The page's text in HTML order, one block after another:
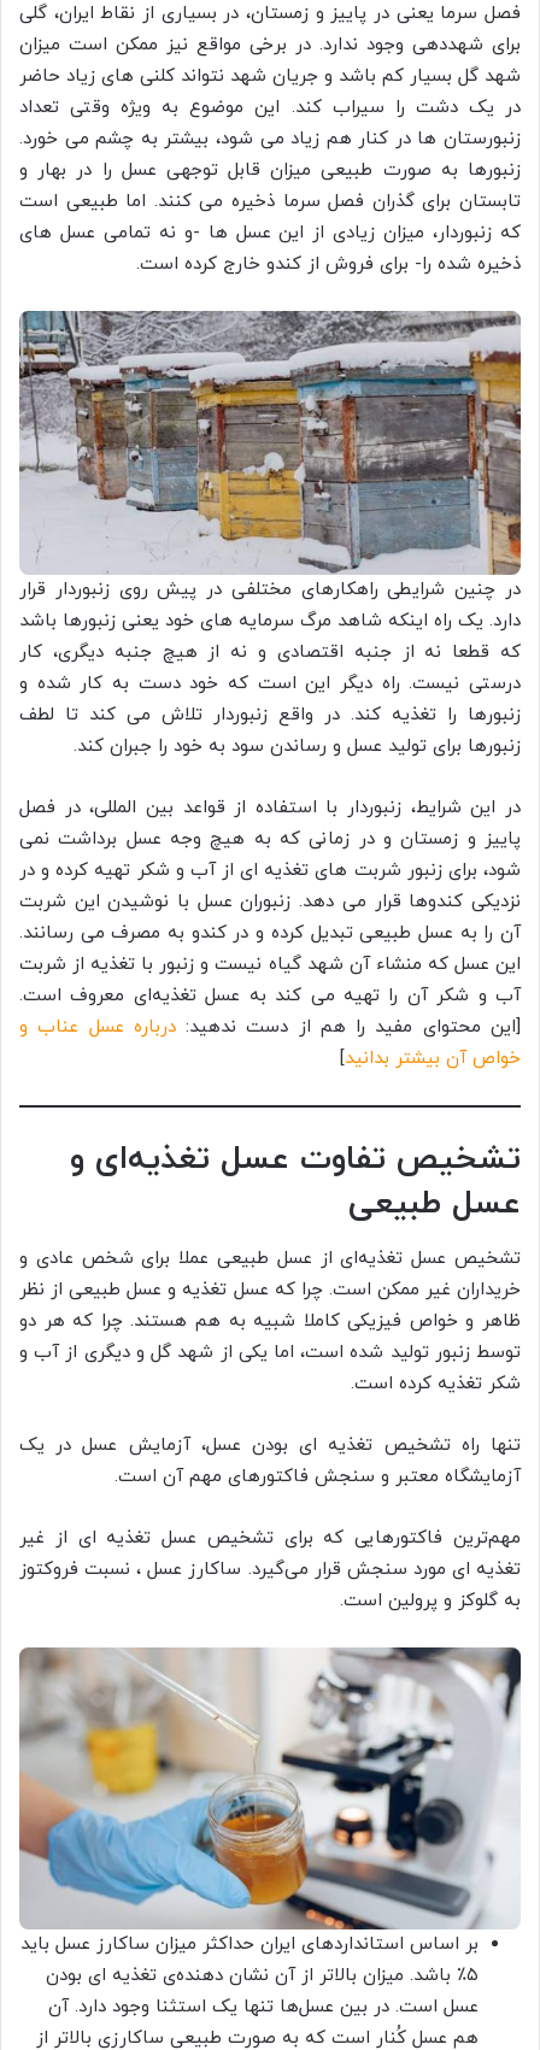
فصل سرما یعنی در پاییز و زمستان، در بسیاری از نقاط ایران، گلی
برای شهددهی وجود ندارد. در برخی مواقع نیز ممکن است میزان
شهد گل بسیار کم باشد و جریان شهد نتواند کلنی های زیاد حاضر
در یک دشت را سیراب کند. این موضوع به ویژه وقتی تعداد
زنبورستان ها در کنار هم زیاد می شود، بیشتر به چشم می خورد.
زنبورها به صورت طبیعی میزان قابل توجهی عسل را در بهار و
تابستان برای گذران فصل سرما ذخیره می کنند. اما طبیعی است
که زنبوردار، میزان زیادی از این عسل ها -و نه تمامی عسل های
ذخیره شده را- برای فروش از کندو خارج کرده است.
در چنین شرایطی راهکارهای مختلفی در پیش روی زنبوردار قرار
دارد. یک راه اینکه شاهد مرگ سرمایه های خود یعنی زنبورها باشد
که قطعا نه از جنبه اقتصادی و نه از هیچ جنبه دیگری، کار
درستی نیست. راه دیگر این است که خود دست به کار شده و
زنبورها را تغذیه کند. در واقع زنبوردار تلاش می کند تا لطف
زنبورها برای تولید عسل و رساندن سود به خود را جبران کند.
در این شرایط، زنبوردار با استفاده از قواعد بین المللی، در فصل
پاییز و زمستان و در زمانی که به هیچ وجه عسل برداشت نمی
شود، برای زنبور شربت های تغذیه ای از آب و شکر تهیه کرده و در
نزدیکی کندوها قرار می دهد. زنبوران عسل با نوشیدن این شربت
آن را به عسل طبیعی تبدیل کرده و در کندو به مصرف می رسانند.
این عسل که منشاء آن شهد گیاه نیست و زنبور با تغذیه از شربت
آب و شکر آن را تهیه می کند به عسل تغذیه‌ای معروف است.
[این محتوای مفید را هم از دست ندهید:درباره عسل عناب و
خواص آن بیشتر بدانید]
تشخیص تفاوت عسل تغذیه‌ای و
عسل طبیعی
تشخیص عسل تغذیه‌ای از عسل طبیعی عملا برای شخص عادی و
خریداران غیر ممکن است. چرا که عسل تغذیه و عسل طبیعی از نظر
ظاهر و خواص فیزیکی کاملا شبیه به هم هستند. چرا که هر دو
توسط زنبور تولید شده است، اما یکی از شهد گل و دیگری از آب و
شکر تغذیه کرده است.
تنها راه تشخیص تغذیه ای بودن عسل، آزمایش عسل در یک
آزمایشگاه معتبر و سنجش فاکتورهای مهم آن است.
مهم‌ترین فاکتورهایی که برای تشخیص عسل تغذیه ای از غیر
تغذیه ای مورد سنجش قرار می‌گیرد. ساکارز عسل ، نسبت فروکتوز
به گلوکز و پرولین است.
بر اساس استانداردهای ایران حداکثر میزان ساکارز عسل باید
۵٪ باشد. میزان بالاتر از آن نشان دهنده‌ی تغذیه ای بودن
عسل است. در بین عسل‌ها تنها یک استثنا وجود دارد. آن
هم عسل کُنار است که به صورت طبیعی ساکارزی بالاتر از